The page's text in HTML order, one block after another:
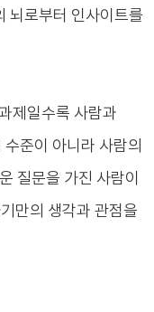
뇌로부터 인사이트를
제일수록 사람과
준이 아니라 사람의
질문을 가진 사람이
만의 생각과 관점을